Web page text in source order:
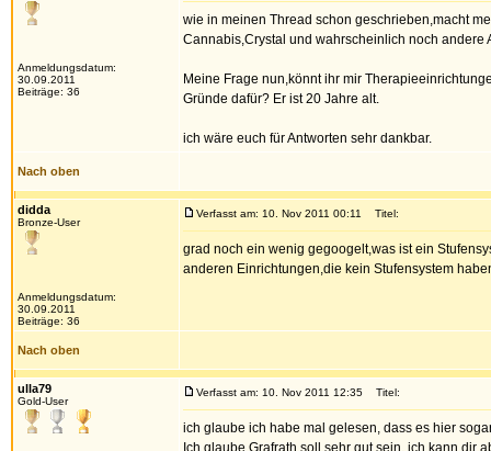
Anmeldungsdatum:
30.09.2011
Beiträge: 36
wie in meinen Thread schon geschrieben,macht
Cannabis,Crystal und wahrscheinlich noch andere
Meine Frage nun,könnt ihr mir
Gründe dafür? Er ist 20 Jahre alt.
ich wäre euch für Antworten sehr dankbar.
Nach oben
didda
Bronze-User
Anmeldungsdatum:
30.09.2011
Beiträge: 36
Verfasst am: 10. Nov 2011 00:11 Titel:
grad noch ein wenig gegoogelt,was ist ein
anderen Einrichtungen,die kein Stufensystem
Nach oben
ulla79
Gold-User
Verfasst am: 10. Nov 2011 12:35 Titel:
ich glaube ich habe mal gelesen, dass es hier
Ich glaube Grafrath soll sehr gut sein, ich kann dir